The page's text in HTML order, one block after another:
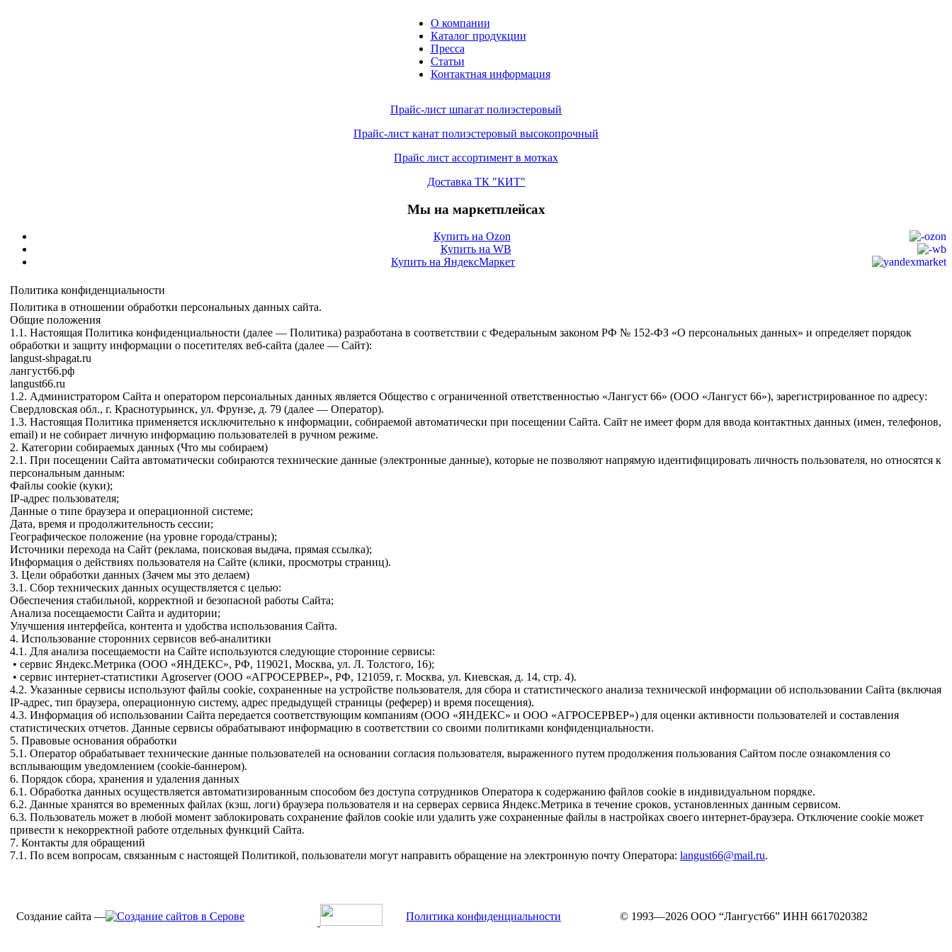
О компании
Каталог продукции
Пресса
Статьи
Контактная информация
Прайс-лист шпагат полиэстеровый
Прайс-лист канат полиэстеровый высокопрочный
Прайс лист ассортимент в мотках
Доставка ТК "КИТ"
Мы на маркетплейсах
Купить на Ozon
Купить на WB
Купить на ЯндексМаркет
Политика конфиденциальности
Политика в отношении обработки персональных данных сайта.
Общие положения
1.1. Настоящая Политика конфиденциальности (далее — Политика) разработана в соответствии с Федеральным законом РФ № 152-ФЗ «О персональных данных» и определяет порядок
обработки и защиту информации о посетителях веб-сайта (далее — Сайт):
langust-shpagat.ru
лангуст66.рф
langust66.ru
1.2. Администратором Сайта и оператором персональных данных является Общество с ограниченной ответственностью «Лангуст 66» (ООО «Лангуст 66»), зарегистрированное по адресу:
Свердловская обл., г. Краснотурьинск, ул. Фрунзе, д. 79 (далее — Оператор).
1.3. Настоящая Политика применяется исключительно к информации, собираемой автоматически при посещении Сайта. Сайт не имеет форм для ввода контактных данных (имен, телефонов,
email) и не собирает личную информацию пользователей в ручном режиме.
2. Категории собираемых данных (Что мы собираем)
2.1. При посещении Сайта автоматически собираются технические данные (электронные данные), которые не позволяют напрямую идентифицировать личность пользователя, но относятся к
персональным данным:
Файлы cookie (куки);
IP-адрес пользователя;
Данные о типе браузера и операционной системе;
Дата, время и продолжительность сессии;
Географическое положение (на уровне города/страны);
Источники перехода на Сайт (реклама, поисковая выдача, прямая ссылка);
Информация о действиях пользователя на Сайте (клики, просмотры страниц).
3. Цели обработки данных (Зачем мы это делаем)
3.1. Сбор технических данных осуществляется с целью:
Обеспечения стабильной, корректной и безопасной работы Сайта;
Анализа посещаемости Сайта и аудитории;
Улучшения интерфейса, контента и удобства использования Сайта.
4. Использование сторонних сервисов веб-аналитики
4.1. Для анализа посещаемости на Сайте используются следующие сторонние сервисы:
• сервис Яндекс.Метрика (ООО «ЯНДЕКС», РФ, 119021, Москва, ул. Л. Толстого, 16);
• сервис интернет-статистики Agroserver (ООО «АГРОСЕРВЕР», РФ, 121059, г. Москва, ул. Киевская, д. 14, стр. 4).
4.2. Указанные сервисы используют файлы cookie, сохраненные на устройстве пользователя, для сбора и статистического анализа технической информации об использовании Сайта (включая
IP-адрес, тип браузера, операционную систему, адрес предыдущей страницы (реферер) и время посещения).
4.3. Информация об использовании Сайта передается соответствующим компаниям (ООО «ЯНДЕКС» и ООО «АГРОСЕРВЕР») для оценки активности пользователей и составления
статистических отчетов. Данные сервисы обрабатывают информацию в соответствии со своими политиками конфиденциальности.
5. Правовые основания обработки
5.1. Оператор обрабатывает технические данные пользователей на основании согласия пользователя, выраженного путем продолжения пользования Сайтом после ознакомления со
всплывающим уведомлением (cookie-баннером).
6. Порядок сбора, хранения и удаления данных
6.1. Обработка данных осуществляется автоматизированным способом без доступа сотрудников Оператора к содержанию файлов cookie в индивидуальном порядке.
6.2. Данные хранятся во временных файлах (кэш, логи) браузера пользователя и на серверах сервиса Яндекс.Метрика в течение сроков, установленных данным сервисом.
6.3. Пользователь может в любой момент заблокировать сохранение файлов cookie или удалить уже сохраненные файлы в настройках своего интернет-браузера. Отключение cookie может
привести к некорректной работе отдельных функций Сайта.
7. Контакты для обращений
7.1. По всем вопросам, связанным с настоящей Политикой, пользователи могут направить обращение на электронную почту Оператора: langust66@mail.ru.
Создание сайта — Политика конфиденциальности © 1993—2026 ООО “Лангуст66” ИНН 6617020382